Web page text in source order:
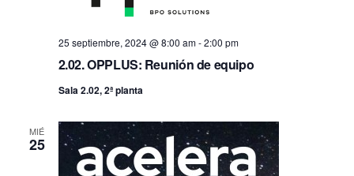
2.02. OPPLUS: Reunión de equipo
25 septiembre, 2024 @ 8:00 am-2:00 pm
Sala 2.02, 2ª planta
MIÉ
25